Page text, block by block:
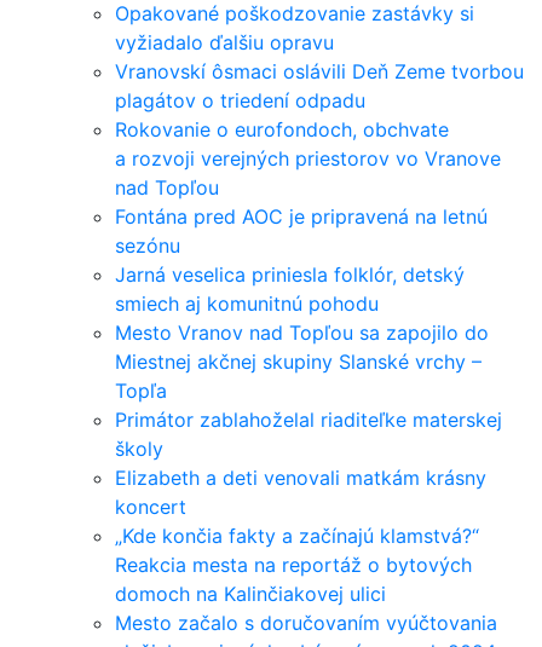
Opakované poškodzovanie zastávky si
vyžiadalo ďalšiu opravu
Vranovskí ôsmaci oslávili Deň Zeme tvorbou
plagátov o triedení odpadu
Rokovanie o eurofondoch, obchvate
a rozvoji verejných priestorov vo Vranove
nad Topľou
Fontána pred AOC je pripravená na letnú
sezónu
Jarná veselica priniesla folklór, detský
smiech aj komunitnú pohodu
Mesto Vranov nad Topľou sa zapojilo do
Miestnej akčnej skupiny Slanské vrchy –
Topľa
Primátor zablahoželal riaditeľke materskej
školy
Elizabeth a deti venovali matkám krásny
koncert
„Kde končia fakty a začínajú klamstvá?“
Reakcia mesta na reportáž o bytových
domoch na Kalinčiakovej ulici
Mesto začalo s doručovaním vyúčtovania